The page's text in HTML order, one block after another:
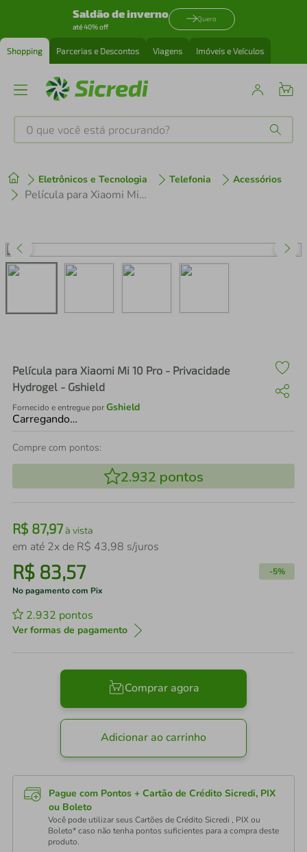
Saldão de inverno
até 40% off
Quero
Shopping Parcerias e Descontos Viagens Imóveis e Veículos
O que você está procurando?
Eletrônicos e Tecnologia Telefonia Acessórios
Película para Xiaomi Mi 10 Pro - Privacidade Hydrogel - Gshield
Película para Xiaomi Mi 10 Pro - Privacidade
Hydrogel - Gshield
Fornecido e entregue porGshield
Carregando…
Compre com pontos:
2.932 pontos
R$ 87,97à vista
em até 2x de R$ 43,98 s/juros
R$ 83,57 -5%
No pagamento com Pix
2.932 pontos
Ver formas de pagamento
Comprar agora
Adicionar ao carrinho
Pague com Pontos + Cartão de Crédito Sicredi, PIX
ou Boleto
Você pode utilizar seus Cartões de Crédito Sicredi , PIX ou
Boleto* caso não tenha pontos suficientes para a compra deste
produto.
1º tenis
perfume